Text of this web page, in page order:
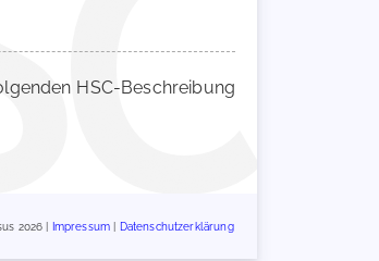
HSC-Beschreibung
2026 | Impressum Datenschutzerklärung